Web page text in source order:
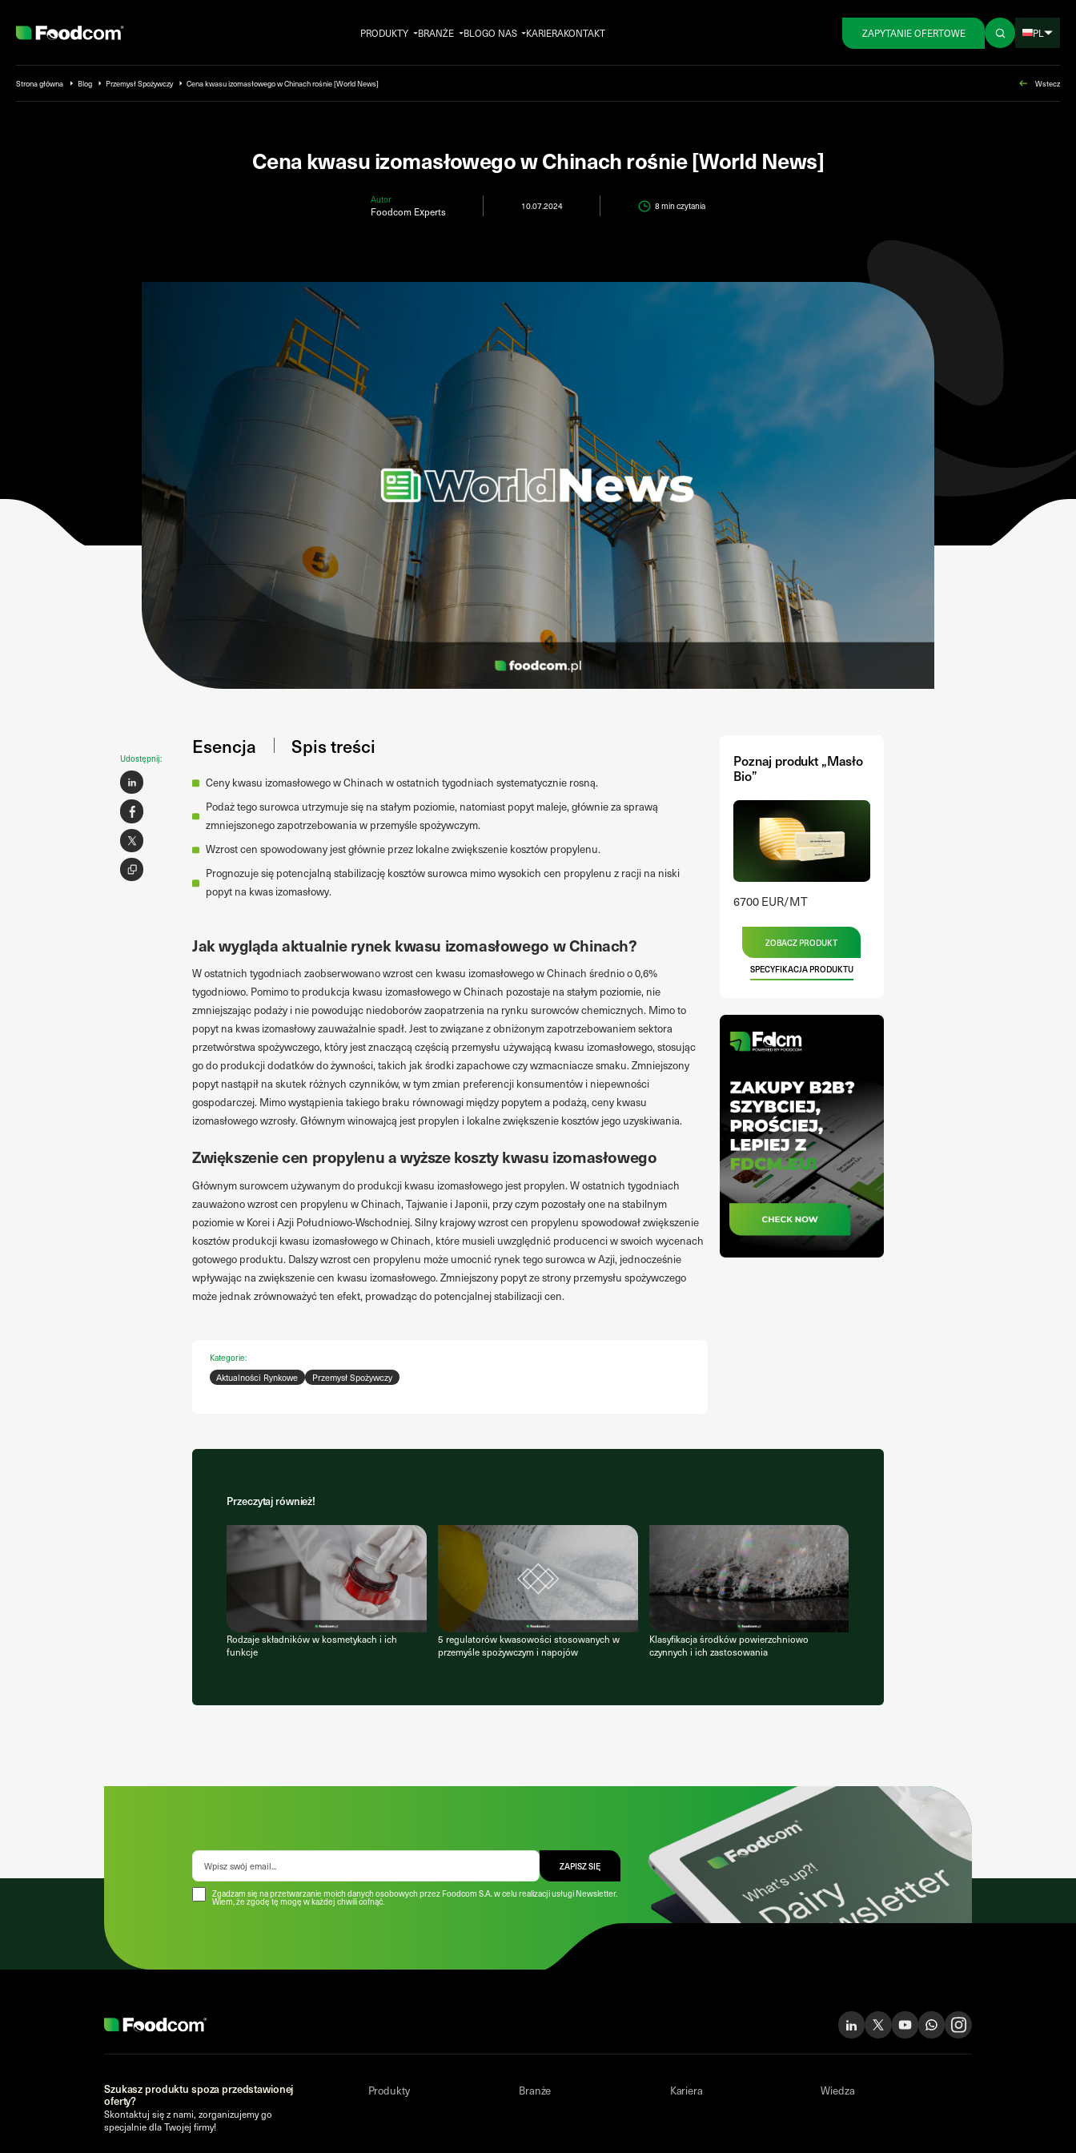
PRODUKTY BRANŻE BLOGO NAS KARIERAKONTAKT ZAPYTANIE OFERTOWE PL
Strona główna Blog Przemysł Spożywczy Cena kwasu izomasłowego w Chinach rośnie [World News] Wstecz
Cena kwasu izomasłowego w Chinach rośnie [World News]
Autor
Foodcom Experts 10.07.2024 8 minczytania
Udostępnij:
Esencja Spis treści
Ceny kwasu izomasłowego w Chinach w ostatnich tygodniach systematycznie rosną.
Podaż tego surowca utrzymuje się na stałym poziomie, natomiast popyt maleje, głównie za sprawą
zmniejszonego zapotrzebowania w przemyśle spożywczym.
Wzrost cen spowodowany jest głównie przez lokalne zwiększenie kosztów propylenu.
Prognozuje się potencjalną stabilizację kosztów surowca mimo wysokich cen propylenu z racji na niski
popyt na kwas izomasłowy.
Jak wygląda aktualnie rynek kwasu izomasłowego w Chinach?
W ostatnich tygodniach zaobserwowano wzrost cen kwasu izomasłowego w Chinach średnio o 0,6%
tygodniowo. Pomimo to produkcja kwasu izomasłowego w Chinach pozostaje na stałym poziomie, nie
zmniejszając podaży i nie powodując niedoborów zaopatrzenia na rynku surowców chemicznych. Mimo to
popyt na kwas izomasłowy zauważalnie spadł. Jest to związane z obniżonym zapotrzebowaniem sektora
przetwórstwa spożywczego, który jest znaczącą częścią przemysłu używającą kwasu izomasłowego, stosując
go do produkcji dodatków do żywności, takich jak środki zapachowe czy wzmacniacze smaku. Zmniejszony
popyt nastąpił na skutek różnych czynników, w tym zmian preferencji konsumentów i niepewności
gospodarczej. Mimo wystąpienia takiego braku równowagi między popytem a podażą, ceny kwasu
izomasłowego wzrosły. Głównym winowajcą jest propylen i lokalne zwiększenie kosztów jego uzyskiwania.
Zwiększenie cen propylenu a wyższe koszty kwasu izomasłowego
Głównym surowcem używanym do produkcji kwasu izomasłowego jest propylen. W ostatnich tygodniach
zauważono wzrost cen propylenu w Chinach, Tajwanie i Japonii, przy czym pozostały one na stabilnym
poziomie w Korei i Azji Południowo-Wschodniej. Silny krajowy wzrost cen propylenu spowodował zwiększenie
kosztów produkcji kwasu izomasłowego w Chinach, które musieli uwzględnić producenci w swoich wycenach
gotowego produktu. Dalszy wzrost cen propylenu może umocnić rynek tego surowca w Azji, jednocześnie
wpływając na zwiększenie cen kwasu izomasłowego. Zmniejszony popyt ze strony przemysłu spożywczego
może jednak zrównoważyć ten efekt, prowadząc do potencjalnej stabilizacji cen.
Kategorie:
Aktualności Rynkowe Przemysł Spożywczy
Poznaj produkt „Masło
Bio”
6700 EUR/MT
ZOBACZ PRODUKT
SPECYFIKACJA PRODUKTU
Przeczytaj również!
Rodzaje składników w kosmetykach i ich
funkcje
5 regulatorów kwasowości stosowanych w
przemyśle spożywczym i napojów
Klasyfikacja środków powierzchniowo
czynnych i ich zastosowania
Zgadzam się na przetwarzanie moich danych osobowych przez Foodcom S.A. w celu realizacji usługi Newsletter.
Wiem, że zgodę tę mogę w każdej chwili cofnąć.
ZAPISZ SIĘ
Szukasz produktu spoza przedstawionej
oferty?
Skontaktuj się z nami, zorganizujemy go
specjalnie dla Twojej firmy!
Produkty Branże Kariera Wiedza